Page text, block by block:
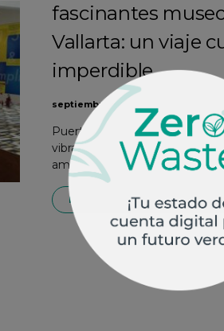
fascinantes
Vallarta: un viaje
imperdible
septiembre 19, 2024
Puerto Vallarta, conocido por
vibrante vida nocturna,
amantes…
READ MORE